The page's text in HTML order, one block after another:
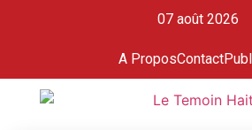
07 août 2026
A ProposContact